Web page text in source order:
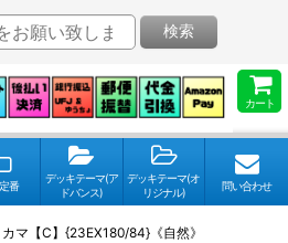
カート
検索
番
デッキテーマ(ア
ドバンス)
デッキテーマ(オ
リジナル)
問い合わせ
マ【C】{23EX180/84}《自然》